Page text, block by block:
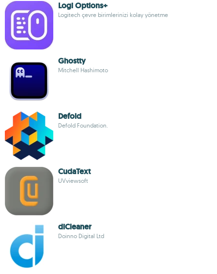
Logi Options+
Logitech çevre birimlerinizi kolay yönetme
Ghostty
Mitchell Hashimoto
Defold
Defold Foundation.
CudaText
UVviewsoft
diCleaner
Doinno Digital Ltd